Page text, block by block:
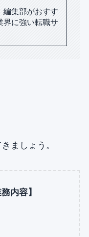
編集部がおすす
界に強い転職サ
ましょう。
内容】